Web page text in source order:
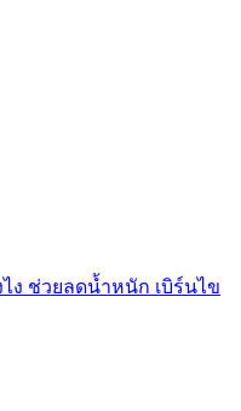
ง ช่วยลดน้ำหนัก เบิร์นไข